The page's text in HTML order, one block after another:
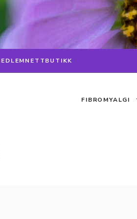
NETTBUTIKK
FIBROMYALGI